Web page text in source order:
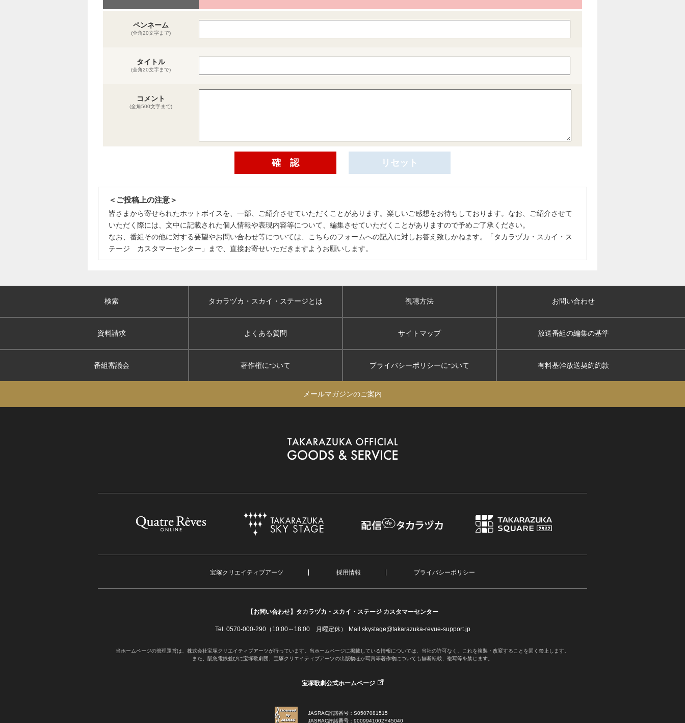
ペンネーム
(全角20文字まで)
タイトル
(全角20文字まで)
コメント
(全角500文字まで)
＜ご投稿上の注意＞
皆さまから寄せられたホットボイスを、一部、ご紹介させていただくことがあります。楽しいご感想をお待ちしております。なお、ご紹介させて
いただく際には、文中に記載された個人情報や表現内容等について、編集させていただくことがありますので予めご了承ください。
なお、番組その他に対する要望やお問い合わせ等については、こちらのフォームへの記入に対しお答え致しかねます。「タカラヅカ・スカイ・ス
テージ カスタマーセンター」まで、直接お寄せいただきますようお願いします。
検索 タカラヅカ・スカイ ・ステージとは 視聴方法 お問い合わせ
資料請求 よくある質問 サイトマップ 放送番組の編集の基準
番組審議会 著作権について プライバシーポリシーについて 有料基幹放送契約約款
メールマガジンのご案内
宝塚クリエイティブアーツ 採用情報 プライバシーポリシー
【お問い合わせ】 タカラヅカ・スカイ・ステージ カスタマーセンター
Tel. 0570-000-290（10:00～18:00 月曜定休） Mail skystage@takarazuka-revue-support.jp
当ホームページの管理運営は、株式会社宝塚クリエイティブアーツが行っています。当ホームページに掲載している情報については、当社の許可なく、これを複製・改変することを固く禁止します。
また、阪急電鉄並びに宝塚歌劇団、宝塚クリエイティブアーツの出版物ほか写真等著作物についても無断転載、複写等を禁じます。
宝塚歌劇公式ホームページ
JASRAC許諾番号：S0507081515
JASRAC許諾番号：9009941002Y45040